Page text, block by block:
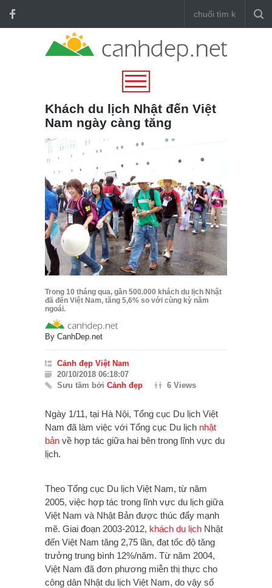
Khách du lịch Nhật đến Việt
Nam ngày càng tăng
Trong 10 tháng qua, gần 500.000 khách du lịch Nhật
đã đến Việt Nam, tăng 5,6% so với cùng kỳ năm
ngoái.
By CanhDep.net
Cảnh đẹp Việt Nam
20/10/2018 06:18:07
Sưu tầm bởi Cảnh đẹp 6 Views
Ngày 1/11, tại Hà Nội, Tổng cục Du lịch Việt
Nam đã làm việc với Tổng cục Du lịch nhật
bản về hợp tác giữa hai bên trong lĩnh vực du
lịch.
Theo Tổng cục Du lịch Việt Nam, từ năm
2005, việc hợp tác trong lĩnh vực du lịch giữa
Việt Nam và Nhật Bản được thúc đẩy mạnh
mẽ. Giai đoạn 2003-2012, khách du lịch Nhật
đến Việt Nam tăng 2,75 lần, đạt tốc độ tăng
trưởng trung bình 12%/năm. Từ năm 2004,
Việt Nam đã đơn phương miễn thị thực cho
công dân Nhật du lịch Việt Nam, do vậy số